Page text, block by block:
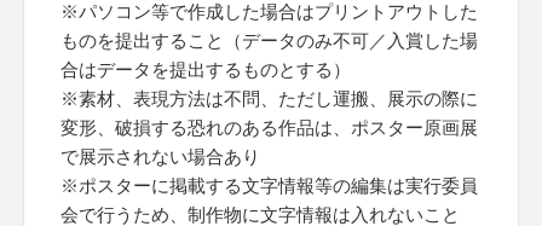
※パソコン等で作成した場合はプリントアウトした
ものを提出すること（データのみ不可／入賞した場
合はデータを提出するものとする）
※素材、表現方法は不問、ただし運搬、展示の際に
変形、破損する恐れのある作品は、ポスター原画展
で展示されない場合あり
※ポスターに掲載する文字情報等の編集は実行委員
会で行うため、制作物に文字情報は入れないこと